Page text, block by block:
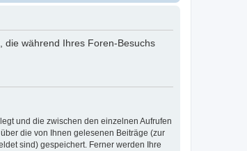
die während Ihres Foren-Besuchs
und die zwischen den einzelnen Aufrufen
die von Ihnen gelesenen Beiträge (zur
sind) gespeichert. Ferner werden Ihre